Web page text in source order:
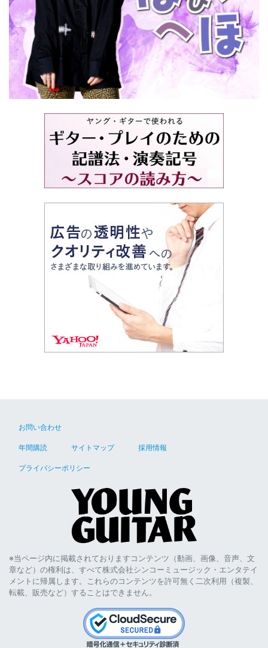
お問い合わせ
年間購読 サイトマップ 採用情報
プライバシーポリシー
※当ページ内に掲載されておりますコンテンツ（動画、画像、音声、文
章など）の権利は、すべて株式会社シンコーミュージック・エンタテイ
メントに帰属します。これらのコンテンツを許可無く二次利用（複製、
転載、販売など）することはできません。